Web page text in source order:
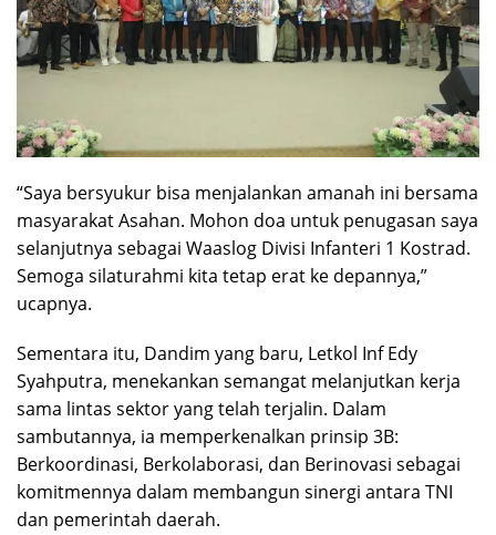
“Saya bersyukur bisa menjalankan amanah ini bersama
masyarakat Asahan. Mohon doa untuk penugasan saya
selanjutnya sebagai Waaslog Divisi Infanteri 1 Kostrad.
Semoga silaturahmi kita tetap erat ke depannya,”
ucapnya.
Sementara itu, Dandim yang baru, Letkol Inf Edy
Syahputra, menekankan semangat melanjutkan kerja
sama lintas sektor yang telah terjalin. Dalam
sambutannya, ia memperkenalkan prinsip 3B:
Berkoordinasi, Berkolaborasi, dan Berinovasi sebagai
komitmennya dalam membangun sinergi antara TNI
dan pemerintah daerah.